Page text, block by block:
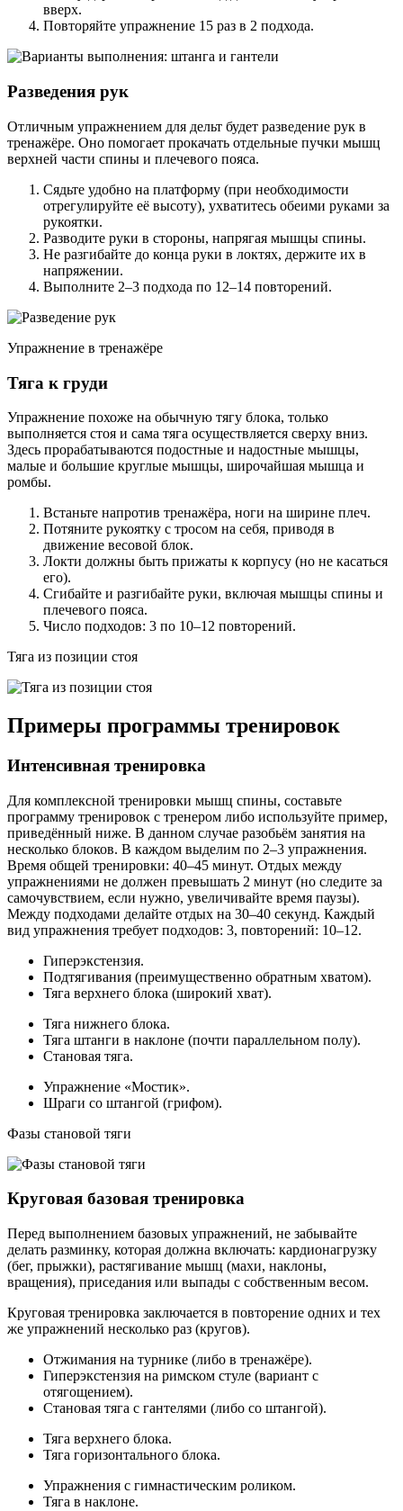
вверх.
Повторяйте упражнение 15 раз в 2 подхода.
Разведения рук
Отличным упражнением для дельт будет разведение рук в
тренажёре. Оно помогает прокачать отдельные пучки мышц
верхней части спины и плечевого пояса.
Сядьте удобно на платформу (при необходимости
отрегулируйте её высоту), ухватитесь обеими руками за
рукоятки.
Разводите руки в стороны, напрягая мышцы спины.
Не разгибайте до конца руки в локтях, держите их в
напряжении.
Выполните 2–3 подхода по 12–14 повторений.
Упражнение в тренажёре
Тяга к груди
Упражнение похоже на обычную тягу блока, только
выполняется стоя и сама тяга осуществляется сверху вниз.
Здесь прорабатываются подостные и надостные мышцы,
малые и большие круглые мышцы, широчайшая мышца и
ромбы.
Встаньте напротив тренажёра, ноги на ширине плеч.
Потяните рукоятку с тросом на себя, приводя в
движение весовой блок.
Локти должны быть прижаты к корпусу (но не касаться
его).
Сгибайте и разгибайте руки, включая мышцы спины и
плечевого пояса.
Число подходов: 3 по 10–12 повторений.
Тяга из позиции стоя
Примеры программы тренировок
Интенсивная тренировка
Для комплексной тренировки мышц спины, составьте
программу тренировок с тренером либо используйте пример,
приведённый ниже. В данном случае разобьём занятия на
несколько блоков. В каждом выделим по 2–3 упражнения.
Время общей тренировки: 40–45 минут. Отдых между
упражнениями не должен превышать 2 минут (но следите за
самочувствием, если нужно, увеличивайте время паузы).
Между подходами делайте отдых на 30–40 секунд. Каждый
вид упражнения требует подходов: 3, повторений: 10–12.
Гиперэкстензия.
Подтягивания (преимущественно обратным хватом).
Тяга верхнего блока (широкий хват).
Тяга нижнего блока.
Тяга штанги в наклоне (почти параллельном полу).
Становая тяга.
Упражнение «Мостик».
Шраги со штангой (грифом).
Фазы становой тяги
Круговая базовая тренировка
Перед выполнением базовых упражнений, не забывайте
делать разминку, которая должна включать: кардионагрузку
(бег, прыжки), растягивание мышц (махи, наклоны,
вращения), приседания или выпады с собственным весом.
Круговая тренировка заключается в повторение одних и тех
же упражнений несколько раз (кругов).
Отжимания на турнике (либо в тренажёре).
Гиперэкстензия на римском стуле (вариант с
отягощением).
Становая тяга с гантелями (либо со штангой).
Тяга верхнего блока.
Тяга горизонтального блока.
Упражнения с гимнастическим роликом.
Тяга в наклоне.